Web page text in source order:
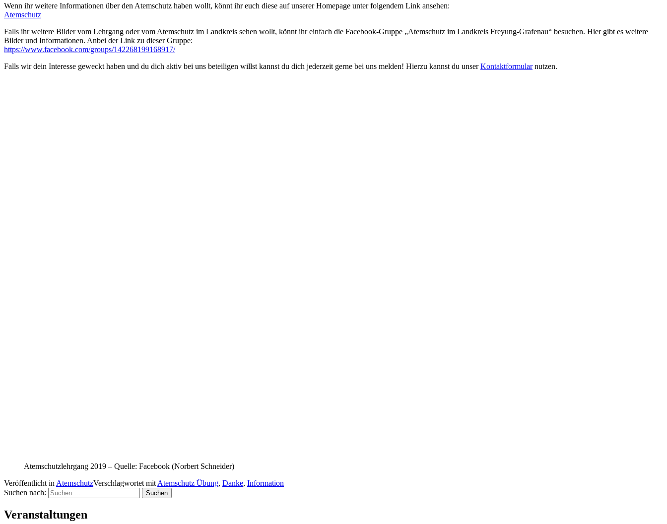
Wenn ihr weitere Informationen über den Atemschutz haben wollt, könnt ihr euch diese auf unserer Homepage unter folgendem Link ansehen:
Atemschutz
Falls ihr weitere Bilder vom Lehrgang oder vom Atemschutz im Landkreis sehen wollt, könnt ihr einfach die Facebook-Gruppe „Atemschutz im Landkreis Freyung-Grafenau“ besuchen. Hier gibt es weitere
Bilder und Informationen. Anbei der Link zu dieser Gruppe:
https://www.facebook.com/groups/142268199168917/
Falls wir dein Interesse geweckt haben und du dich aktiv bei uns beteiligen willst kannst du dich jederzeit gerne bei uns melden! Hierzu kannst du unserKontaktformularnutzen.
Atemschutzlehrgang 2019 – Quelle: Facebook (Norbert Schneider)
Veröffentlicht in AtemschutzVerschlagwortet mit Atemschutz Übung, Danke, Information
Suchen nach:
Veranstaltungen